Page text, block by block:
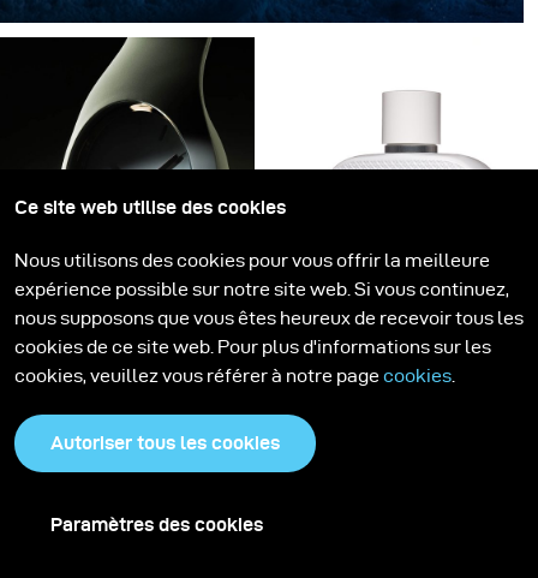
« La lumière dans la glace » transforme une bouteille
iconique en un objet sculptural, figé dans une
atmosphère claire et cristalline.
Tuto photo
noir
Précision en noir
consiste à transformer
un objet technique en
une présence
flotter dans l’obscurité.
Tuto photo
How to : E-Commerce
“White on White”
La mauvaise qualité
d’image en photographie
e-commerce est
souvent justifiée par la
Ce site web utilise des cookies
Nous utilisons des cookies pour vous offrir la meilleure
expérience possible sur notre site web. Si vous continuez,
nous supposons que vous êtes heureux de recevoir tous les
cookies de ce site web. Pour plus d'informations sur les
cookies, veuillez vous référer à notre page cookies
Autoriser tous les cookies
Paramètres des cookies